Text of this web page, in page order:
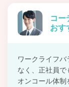
コー
おす
ワークライフ
なく、正社員
オンコール体